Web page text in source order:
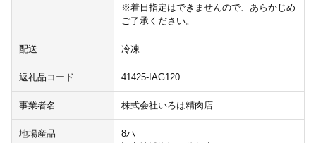
※着日指定はできませんので、あらかじめ
ご了承ください。
配送 冷凍
返礼品コード 41425-IAG120
事業者名 株式会社いろは精肉店
地場産品
8ハ